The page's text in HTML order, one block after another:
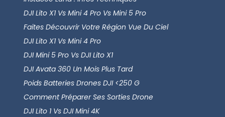
DJI Lito X1 Vs Mini 4 Pro Vs Mini 5 Pro
Faites Découvrir Votre Région Vue Du Ciel
DJI Lito X1 Vs Mini 4 Pro
DJI Mini 5 Pro Vs DJI Lito X1
DJI Avata 360 Un Mois Plus Tard
Poids Batteries Drones DJI <250 G
Comment Préparer Ses Sorties Drone
DJI Lito 1 Vs DJI Mini 4K